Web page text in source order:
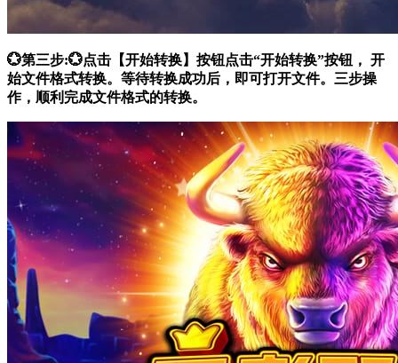
💮第三步:💮点击【开始转换】按钮点击“开始转换”按钮， 开
始文件格式转换。等待转换成功后，即可打开文件。三步操
作，顺利完成文件格式的转换。